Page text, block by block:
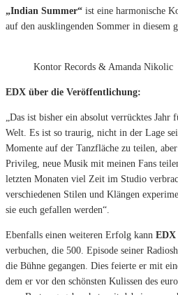
„Indian Summer“ ist eine harmonische
auf den ausklingenden Sommer in diesem
Kontor Records & Amanda Nikolic
EDX über die Veröffentlichung:
„Das ist bisher ein absolut verrücktes Jahr
Welt. Es ist so traurig, nicht in der Lage
Momente auf der Tanzfläche zu teilen,
Privileg, neue Musik mit meinen Fans
letzten Monaten viel Zeit im Studio
verschiedenen Stilen und Klängen
sie euch gefallen werden“.
Ebenfalls einen weiteren Erfolg kann EDX
verbuchen, die 500. Episode seiner
die Bühne gegangen. Dies feierte er mit
dem er vor den schönsten Kulissen des